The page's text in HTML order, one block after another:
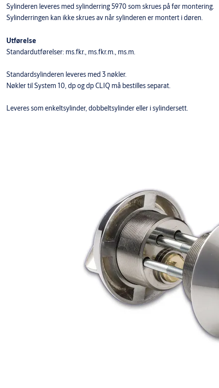
Sylinderen leveres med sylinderring 5970 som skrues på før montering.
Sylinderringen kan ikke skrues av når sylinderen er montert i døren.
Utførelse
Standardutførelser: ms.fkr., ms.fkr.m., ms.m.
Standardsylinderen leveres med 3 nøkler.
Nøkler til System 10, dp og dp CLIQ må bestilles separat.
Leveres som enkeltsylinder, dobbeltsylinder eller i sylindersett.